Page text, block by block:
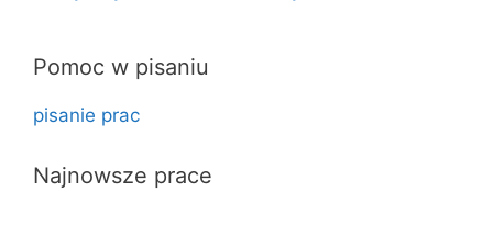
Pomoc w pisaniu
pisanie prac
Najnowsze prace